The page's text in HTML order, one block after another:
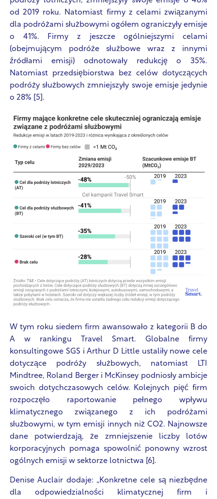
od 2019 roku. Natomiast firmy z celami związanymi
dla podróżami służbowymi ogółem ograniczyły emisje
o 41%. Firmy z jeszcze ogólniejszymi celami
(obejmującym podróże służbowe wraz z innymi
źródłami emisji) odnotowały redukcję o 35%.
Natomiast przedsiębiorstwa bez celów dotyczących
podróży służbowych zmniejszyły swoje emisje jedynie
o 28% [5].
W tym roku siedem firm awansowało z kategorii B do
A w rankingu Travel Smart. Globalne firmy
konsultingowe SGS i Arthur D Little ustaliły nowe cele
dotyczące podróży służbowych, natomiast LTI
Mindtree, Roland Berger i McKinsey podniosły ambicje
swoich dotychczasowych celów. Kolejnych pięć firm
rozpoczęło raportowanie pełnego wpływu
klimatycznego związanego z ich podróżami
służbowymi, w tym emisji innych niż CO2. Najnowsze
dane potwierdzają, że zmniejszenie liczby lotów
korporacyjnych pomaga spowolnić ponowny wzrost
ogólnych emisji w sektorze lotnictwa [6].
Denise Auclair dodaje: „Konkretne cele są niezbędne
dla odpowiedzialności klimatycznej firm i